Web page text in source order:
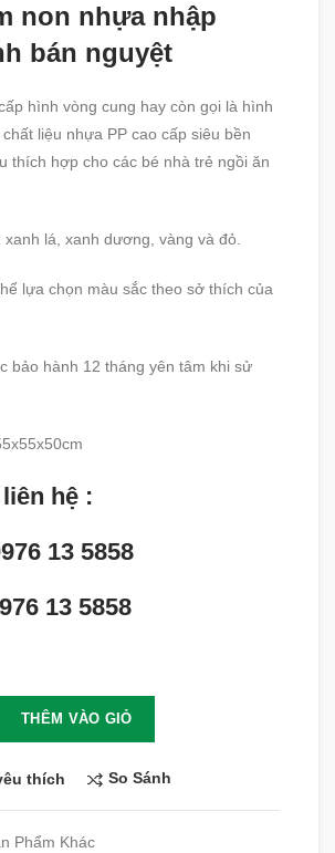
non nhựa nhập
bán nguyệt
hình vòng cung hay còn gọi là hình
liệu nhựa PP cao cấp siêu bền
thích hợp cho các bé nhà trẻ ngồi ăn
xanh lá, xanh dương, vàng và đỏ.
lựa chọn màu sắc theo sở thích của
bảo hành 12 tháng yên tâm khi sử
hệ :
13 5858
13 5858
THÊM VÀO GIỎ
thích So Sánh
Phẩm Khác